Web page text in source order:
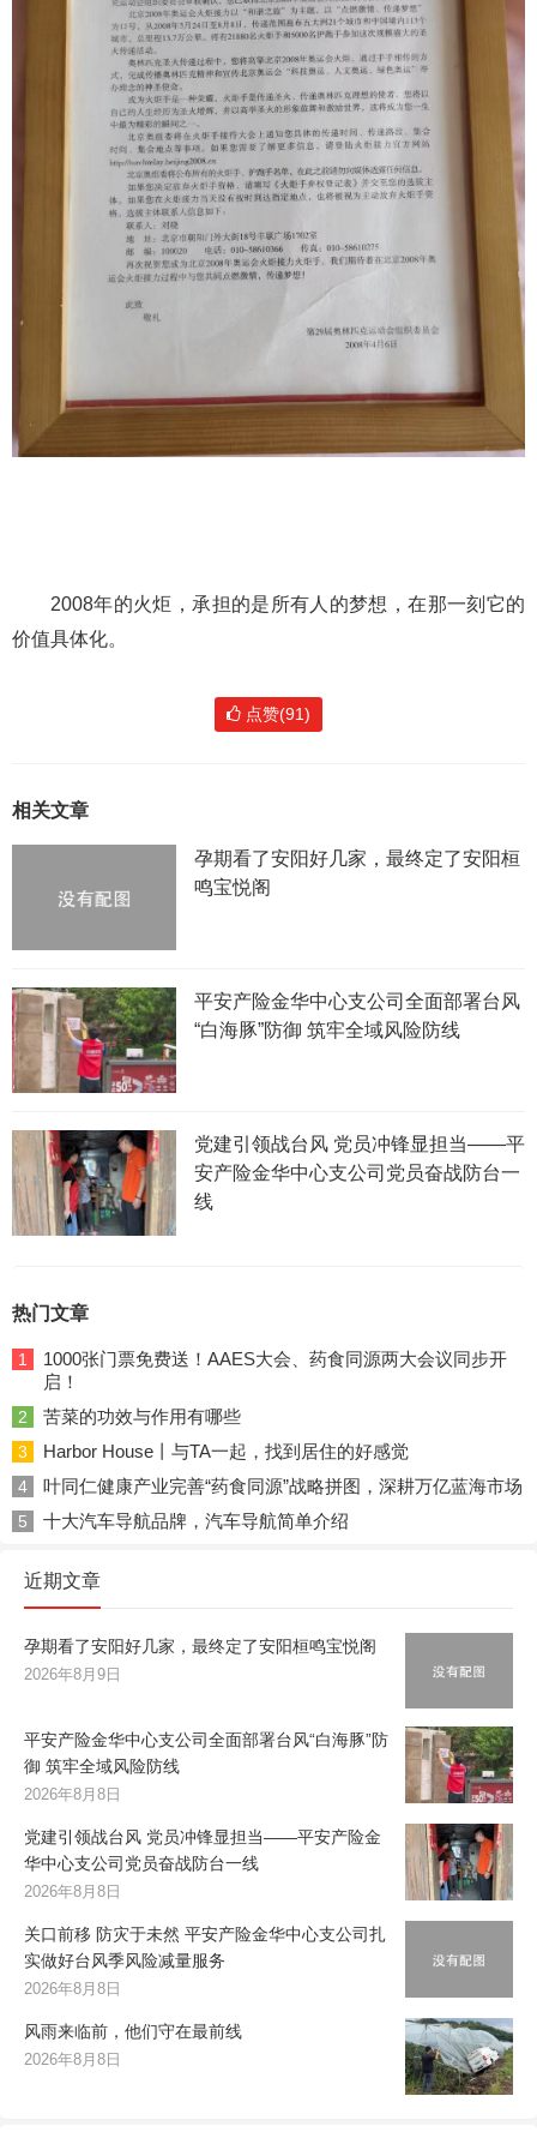
2008年的火炬，承担的是所有人的梦想，在那一刻它的
价值具体化。
点赞(91)
相关文章
孕期看了安阳好几家，最终定了安阳桓
鸣宝悦阁
平安产险金华中心支公司全面部署台风
“白海豚”防御 筑牢全域风险防线
党建引领战台风 党员冲锋显担当——平
安产险金华中心支公司党员奋战防台一
线
热门文章
1
1000张门票免费送！AAES大会、药食同源两大会议同步开
启！
2 苦菜的功效与作用有哪些
3 Harbor House丨与TA一起，找到居住的好感觉
4 叶同仁健康产业完善“药食同源”战略拼图，深耕万亿蓝海市场
5 十大汽车导航品牌，汽车导航简单介绍
近期文章
孕期看了安阳好几家，最终定了安阳桓鸣宝悦阁
2026年8月9日
平安产险金华中心支公司全面部署台风“白海豚”防
御 筑牢全域风险防线
2026年8月8日
党建引领战台风 党员冲锋显担当——平安产险金
华中心支公司党员奋战防台一线
2026年8月8日
关口前移 防灾于未然 平安产险金华中心支公司扎
实做好台风季风险减量服务
2026年8月8日
风雨来临前，他们守在最前线
2026年8月8日